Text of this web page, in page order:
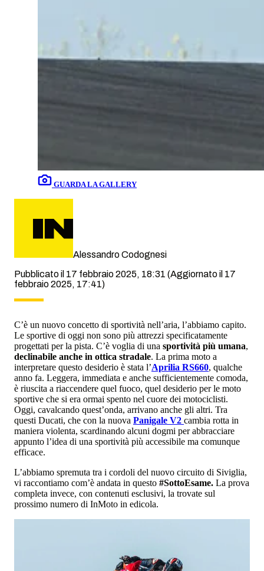
GUARDA LA GALLERY
Alessandro Codognesi
Pubblicato il 17 febbraio 2025, 18:31 (Aggiornato il 17
febbraio 2025, 17:41)
C’è un nuovo concetto di sportività nell’aria, l’abbiamo capito.
Le sportive di oggi non sono più attrezzi specificatamente
progettati per la pista. C’è voglia di una sportività più umana,
declinabile anche in ottica stradale. La prima moto a
interpretare questo desiderio è stata l’Aprilia RS660, qualche
anno fa. Leggera, immediata e anche sufficientemente comoda,
è riuscita a riaccendere quel fuoco, quel desiderio per le moto
sportive che si era ormai spento nel cuore dei motociclisti.
Oggi, cavalcando quest’onda, arrivano anche gli altri. Tra
questi Ducati, che con la nuova Panigale V2 cambia rotta in
maniera violenta, scardinando alcuni dogmi per abbracciare
appunto l’idea di una sportività più accessibile ma comunque
efficace.
L’abbiamo spremuta tra i cordoli del nuovo circuito di Siviglia,
vi raccontiamo com’è andata in questo #SottoEsame. La prova
completa invece, con contenuti esclusivi, la trovate sul
prossimo numero di InMoto in edicola.